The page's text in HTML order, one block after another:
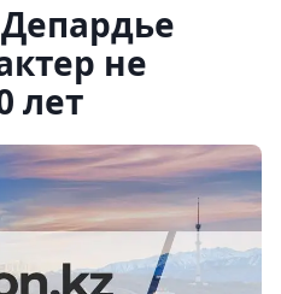
не
лет